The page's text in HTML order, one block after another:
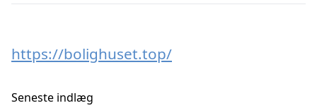
https://bolighuset.top/
Seneste indlæg